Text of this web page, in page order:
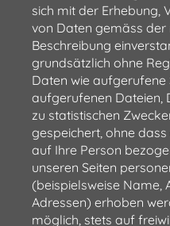
sich mit der Erhebung,
von Daten gemäss
Beschreibung
grundsätzlich ohne
Daten wie
aufgerufenen Dateien,
zu statistischen
gespeichert, ohne
auf Ihre Person
unseren Seiten
(beispielsweise Name,
Adressen) erhoben
möglich, stets auf